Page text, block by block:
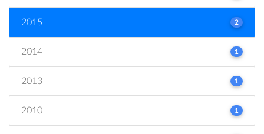
2015 2
2014 1
2013 1
2010 1